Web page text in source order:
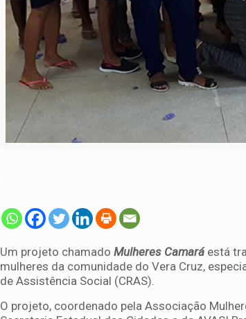
Um projeto chamado Mulheres Camaráestá
mulheres da comunidade do Vera Cruz,
de Assistência Social (CRAS).
O projeto, coordenado pela Associação